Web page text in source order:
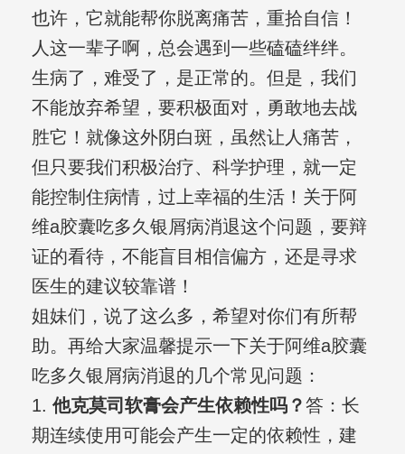
也许，它就能帮你脱离痛苦，重拾自信！
人这一辈子啊，总会遇到一些磕磕绊绊。
生病了，难受了，是正常的。但是，我们
不能放弃希望，要积极面对，勇敢地去战
胜它！就像这外阴白斑，虽然让人痛苦，
但只要我们积极治疗、科学护理，就一定
能控制住病情，过上幸福的生活！关于阿
维a胶囊吃多久银屑病消退这个问题，要辩
证的看待，不能盲目相信偏方，还是寻求
医生的建议较靠谱！
姐妹们，说了这么多，希望对你们有所帮
助。再给大家温馨提示一下关于阿维a胶囊
吃多久银屑病消退的几个常见问题：
1. 他克莫司软膏会产生依赖性吗？答：长
期连续使用可能会产生一定的依赖性，建